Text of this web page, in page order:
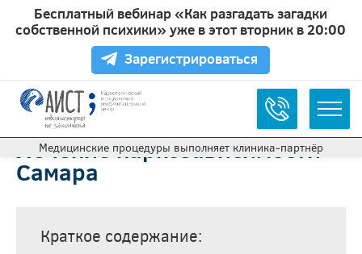
Бесплатный вебинар «Как разгадать загадки
собственной психики» уже в этот вторник в 20:00
Зарегистрироваться
Медицинские процедуры выполняет клиника‑партнёр
Лечение наркозависимости
Самара
Краткое содержание: